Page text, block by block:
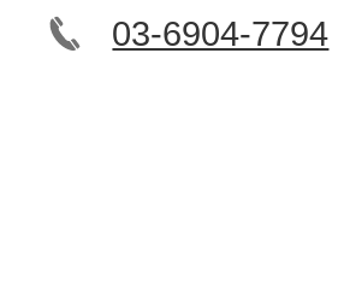
03-6904-7794